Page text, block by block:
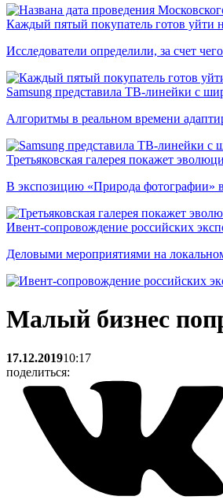
Каждый пятый покупатель готов уйти
Исследователи определили, за счет
Samsung представила ТВ-линейки с
Алгоритмы в реальном времени
Третьяковская галерея покажет
В экспозицию «Природа фотографии»
Ивент-сопровождение российских
Деловыми мероприятиями на
Малый бизнес
17.12.201910:17
поделиться: